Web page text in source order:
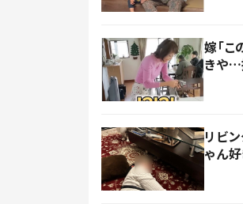
嫁「
きや…
リビ
ゃん